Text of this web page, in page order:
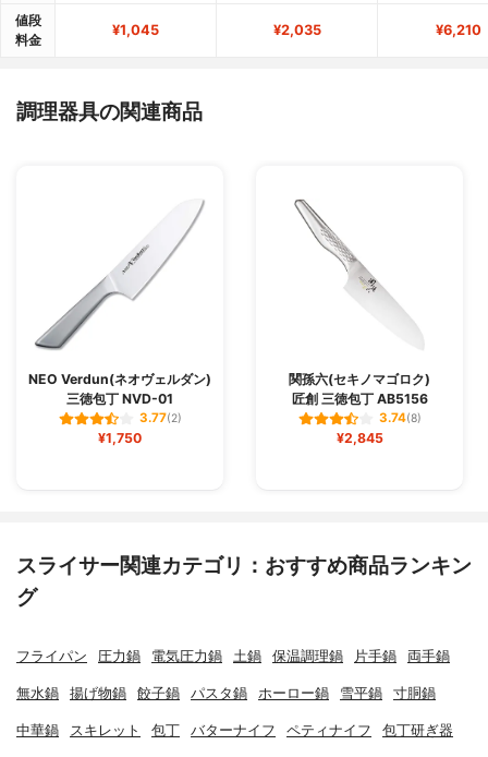
値段
料金
¥1,045 ¥2,035 ¥6,210
調理器具の関連商品
NEO Verdun(ネオヴェルダン)
三徳包丁 NVD-01
3.77(2)
¥1,750
関孫六(セキノマゴロク)
匠創 三徳包丁 AB5156
3.74(8)
¥2,845
スライサー関連カテゴリ：おすすめ商品ランキン
グ
フライパン 圧力鍋 電気圧力鍋 土鍋 保温調理鍋 片手鍋 両手鍋
無水鍋 揚げ物鍋 餃子鍋 パスタ鍋 ホーロー鍋 雪平鍋 寸胴鍋
中華鍋 スキレット 包丁 バターナイフ ペティナイフ 包丁研ぎ器